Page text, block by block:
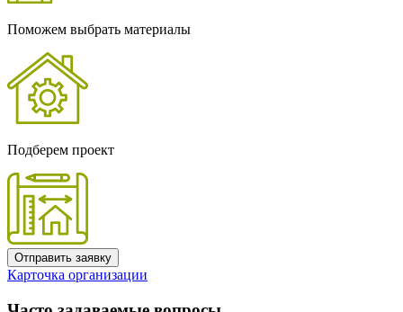
Поможем выбрать материалы
Подберем проект
Отправить заявку
Карточка организации